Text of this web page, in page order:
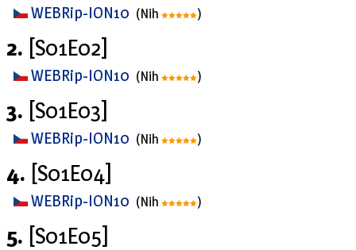
WEBRip-ION10 (Nih )
2. [S01E02]
WEBRip-ION10 (Nih )
3. [S01E03]
WEBRip-ION10 (Nih )
4. [S01E04]
WEBRip-ION10 (Nih )
5. [S01E05]